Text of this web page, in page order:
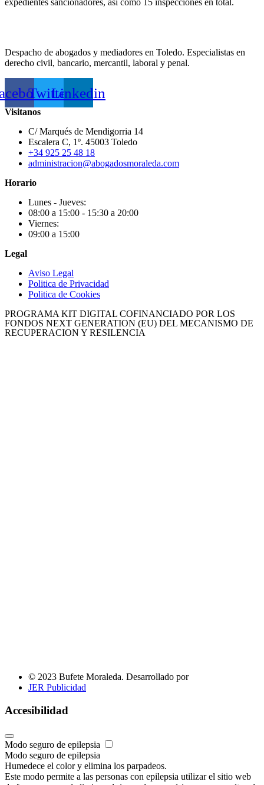
expedientes sancionadores, así como 15 inspecciones en total.
Despacho de abogados y mediadores en Toledo. Especialistas en
derecho civil, bancario, mercantil, laboral y penal.
TwitterLinkedin
Visitanos
C/ Marqués de Mendigorria 14
Escalera C, 1º. 45003 Toledo
+34 925 25 48 18
administracion@abogadosmoraleda.com
Horario
Lunes - Jueves:
08:00 a 15:00 - 15:30 a 20:00
Viernes:
09:00 a 15:00
Legal
Aviso Legal
Politica de Privacidad
Politica de Cookies
PROGRAMA KIT DIGITAL COFINANCIADO POR LOS
FONDOS NEXT GENERATION (EU) DEL MECANISMO DE
RECUPERACION Y RESILENCIA
© 2023 Bufete Moraleda. Desarrollado por
JER Publicidad
Accesibilidad
Modo seguro de epilepsia
Modo seguro de epilepsia
Humedece el color y elimina los parpadeos.
Este modo permite a las personas con epilepsia utilizar el sitio web